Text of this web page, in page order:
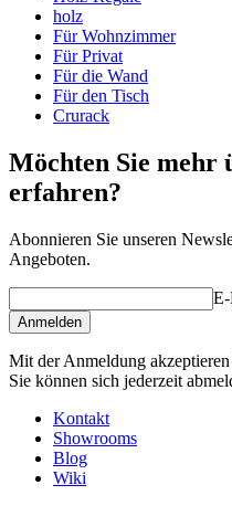
Breite (cm)58
Tiefe (cm)
58.5
Gewicht (kg)25
holz
Für Wohnzimmer
Für Privat
Für die Wand
Für den Tisch
Crurack
Möchten Sie mehr
erfahren?
Abonnieren Sie unseren
Angeboten.
Anmelden
Mit der Anmeldung
Sie können sich jederzeit
Kontakt
Showrooms
Blog
Wiki